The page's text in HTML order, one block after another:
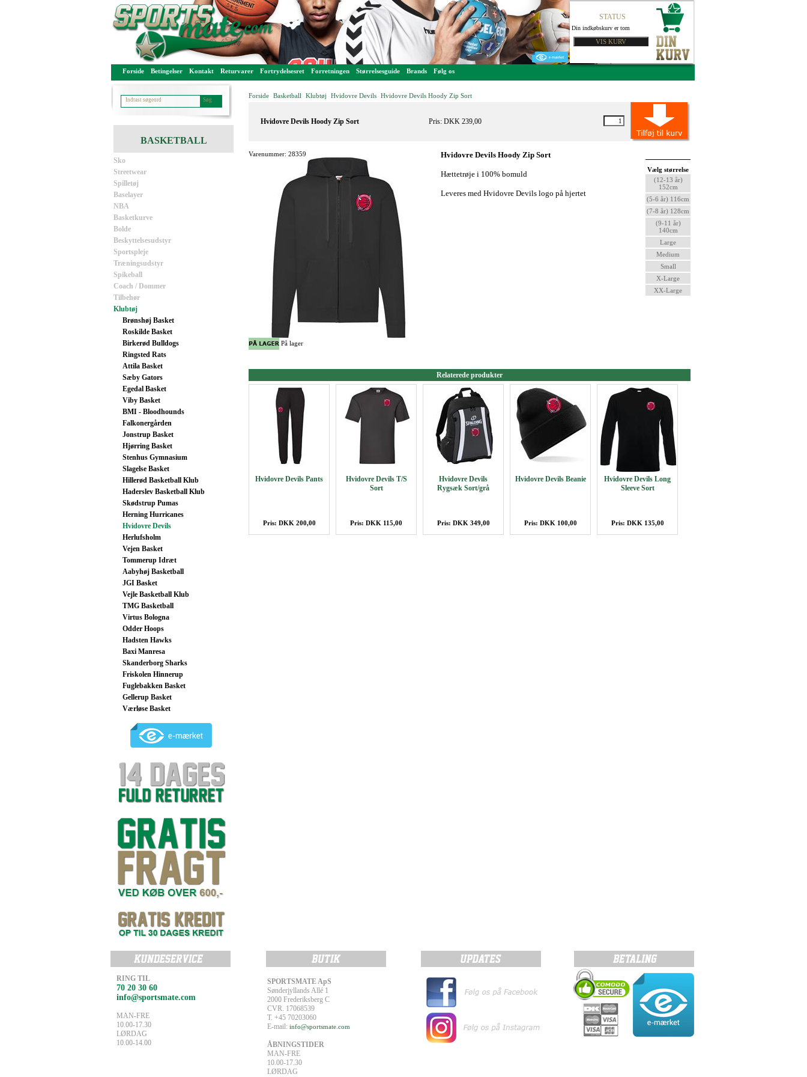
STATUS
Din indkøbskurv er tom
Forside Betingelser Kontakt Returvarer Fortrydelsesret Forretningen Størrelsesguide Brands Følg os
BASKETBALL
Sko
Streetwear
Spilletøj
Baselayer
NBA
Basketkurve
Bolde
Beskyttelsesudstyr
Sportspleje
Træningsudstyr
Spikeball
Coach / Dommer
Tilbehør
Klubtøj
Brønshøj Basket
Roskilde Basket
Birkerød Bulldogs
Ringsted Rats
Attila Basket
Sæby Gators
Egedal Basket
Viby Basket
BMI - Bloodhounds
Falkonergården
Jonstrup Basket
Hjørring Basket
Stenhus Gymnasium
Slagelse Basket
Hillerød Basketball Klub
Haderslev Basketball Klub
Skødstrup Pumas
Herning Hurricanes
Hvidovre Devils
Herlufsholm
Vejen Basket
Tommerup Idræt
Aabyhøj Basketball
JGI Basket
Vejle Basketball Klub
TMG Basketball
Virtus Bologna
Odder Hoops
Hadsten Hawks
Baxi Manresa
Skanderborg Sharks
Friskolen Hinnerup
Fuglebakken Basket
Gellerup Basket
Værløse Basket
Forside Basketball Klubtøj Hvidovre Devils Hvidovre Devils Hoody Zip Sort
Hvidovre Devils Hoody Zip Sort Pris: DKK 239,00
Varenummer: 28359 Hvidovre Devils Hoody Zip Sort
Hættetrøje i 100% bomuld
Leveres med Hvidovre Devils logo på hjertet
Vælg størrelse
(12-13 år)
152cm
(5-6 år) 116cm
(7-8 år) 128cm
(9-11 år)
140cm
Large
Medium
Small
X-Large
XX-Large
På lager
Relaterede produkter
Hvidovre Devils Pants
Pris: DKK 200,00
Hvidovre Devils T/S
Sort
Pris: DKK 115,00
Hvidovre Devils
Rygsæk Sort/grå
Pris: DKK 349,00
Hvidovre Devils Beanie
Pris: DKK 100,00
Hvidovre Devils Long
Sleeve Sort
Pris: DKK 135,00
RING TIL
70 20 30 60
info@sportsmate.com
MAN-FRE
10.00-17.30
LØRDAG
10.00-14.00
SPORTSMATE ApS
Sønderjyllands Allé 1
2000 Frederiksberg C
CVR. 17068539
T. +45 70203060
E-mail: info@sportsmate.com
ÅBNINGSTIDER
MAN-FRE
10.00-17.30
LØRDAG